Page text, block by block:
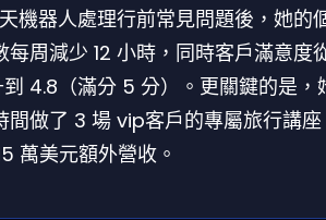
機器人處理行前常見問題後，她的
每周減少 12 小時，同時客戶滿意度
4.8（滿分 5 分）。更關鍵的是，
間做了 3 場 vip客戶的專屬旅行講
萬美元額外營收。